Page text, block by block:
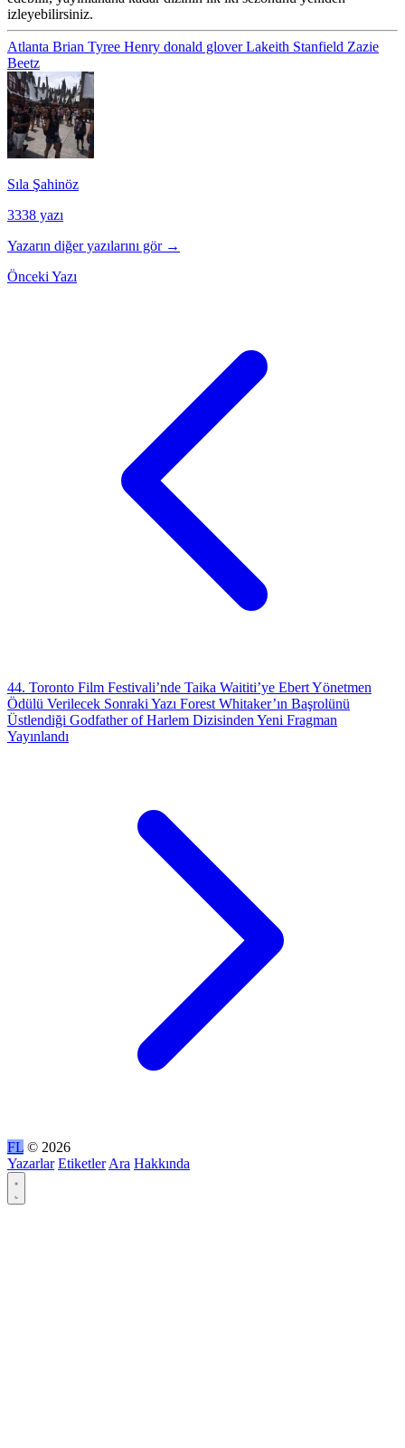
izleyebilirsiniz.
Atlanta Brian Tyree Henry donald gloverLakeith Stanfield Zazie
Beetz
Sıla Şahinöz
3338 yazı
Yazarın diğer yazılarını gör →
Önceki Yazı
44. Toronto Film Festivali’nde Taika Waititi’ye Ebert Yönetmen
Ödülü Verilecek Sonraki Yazı Forest Whitaker’ın Başrolünü
Üstlendiği Godfather of Harlem Dizisinden Yeni Fragman
Yayınlandı
FL © 2026
Yazarlar Etiketler Ara Hakkında